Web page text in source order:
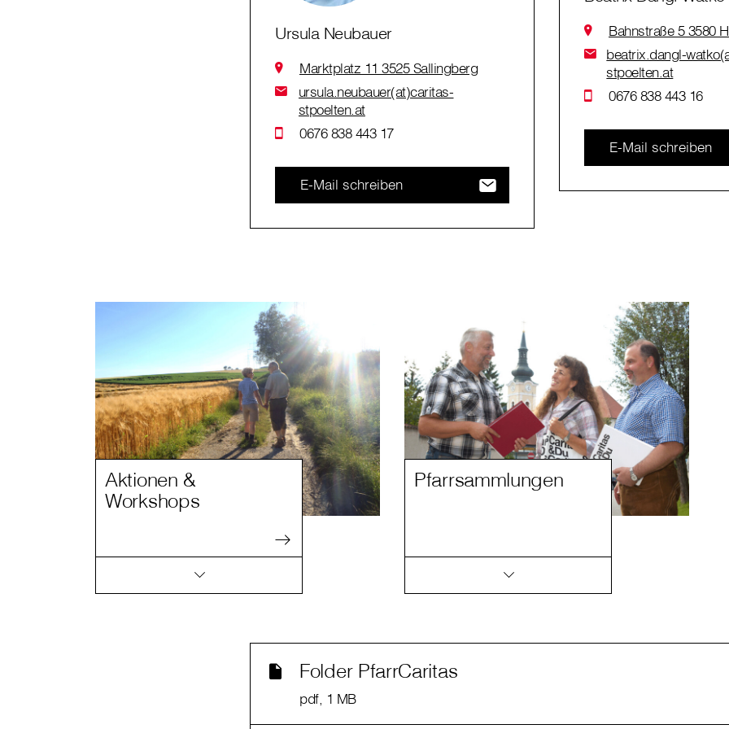
Bahnstraße 5 3580
beatrix.dangl-
stpoelten.at
0676 838 443 16
E-Mail schreiben
Ursula Neubauer
Marktplatz 11 3525 Sallingberg
ursula.neubauer(at)caritas-
stpoelten.at
0676 838 443 17
E-Mail schreiben
Aktionen &
Workshops
Pfarrsammlungen
Folder PfarrCaritas
pdf, 1 MB